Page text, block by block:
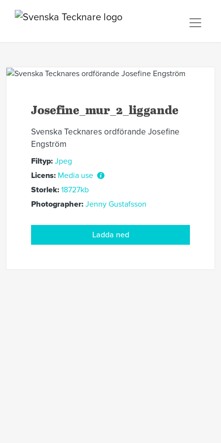
Josefine_mur_2_liggande
Svenska Tecknares ordförande Josefine
Engström
Filtyp: Jpeg
Licens: Media use
Storlek: 18727kb
Photographer: Jenny Gustafsson
Ladda ned